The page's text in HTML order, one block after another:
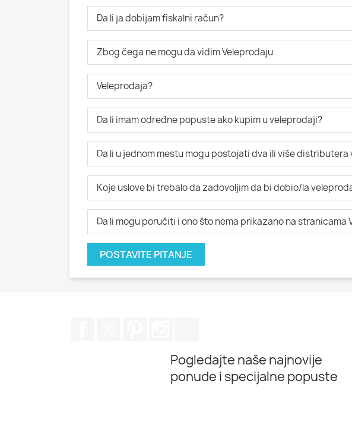
Da li ja dobijam fiskalni račun?
Zbog čega ne mogu da vidim Veleprodaju
Veleprodaja?
Da li imam određne popuste ako kupim u veleprodaji?
Da li u jednom mestu mogu postojati dva ili više
Koje uslove bi trebalo da zadovoljim da bi dobio/la
Da li mogu poručiti i ono što nema prikazano na stranicama
POSTAVITE PITANJE
Pogledajte naše najnovije
ponude i specijalne popuste